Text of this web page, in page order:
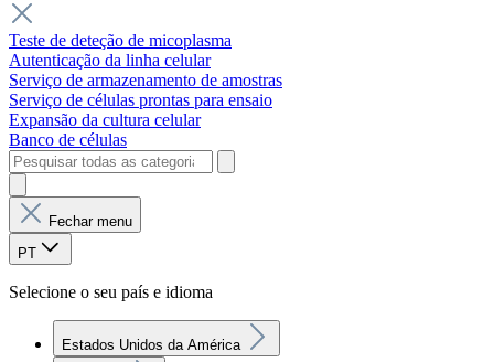
Teste de deteção de micoplasma
Autenticação da linha celular
Serviço de armazenamento de amostras
Serviço de células prontas para ensaio
Expansão da cultura celular
Banco de células
Fechar menu
PT
Selecione o seu país e idioma
Estados Unidos da América